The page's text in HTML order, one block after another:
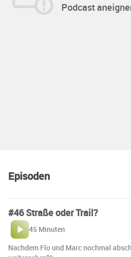
Podcast
Episoden
#46 Straße oder Trail?
45 Minuten
Nachdem Flo und Marc nochmal